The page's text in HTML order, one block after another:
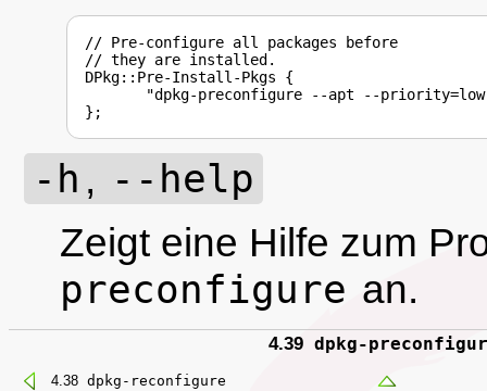
// Pre-configure all packages before
// they are installed.
DPkg::Pre-Install-Pkgs {
"dpkg-preconfigure --apt --
-h , --help
Zeigt eine Hilfe zum
preconfigure an.
4.39 dpkg-
4.38 dpkg-reconfigure